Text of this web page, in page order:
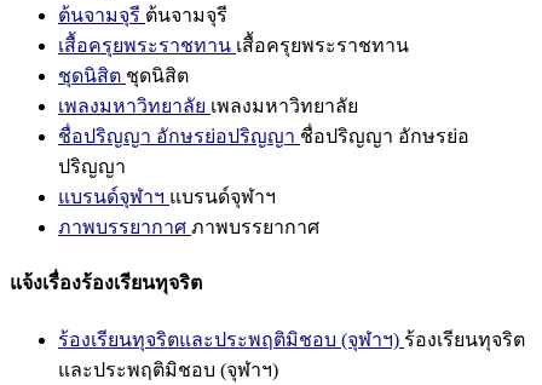
ต้นจามจุรี ต้นจามจุรี
เสื้อครุยพระราชทาน เสื้อครุยพระราชทาน
ชุดนิสิต ชุดนิสิต
เพลงมหาวิทยาลัย เพลงมหาวิทยาลัย
ชื่อปริญญา อักษรย่อปริญญา ชื่อปริญญา อักษรย่อ
ปริญญา
แบรนด์จุฬาฯ แบรนด์จุฬาฯ
ภาพบรรยากาศ ภาพบรรยากาศ
แจ้งเรื่องร้องเรียนทุจริต
ร้องเรียนทุจริตและประพฤติมิชอบ (จุฬาฯ) ร้องเรียนทุจริต
และประพฤติมิชอบ (จุฬาฯ)